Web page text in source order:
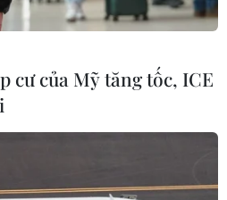
cư của Mỹ tăng tốc, ICE